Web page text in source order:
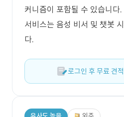
커니즘이 포함될 수 있습니다
서비스는 음성 비서 및 챗봇
다.
로그인 후 무료 견